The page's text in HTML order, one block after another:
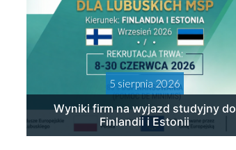
5 sierpnia 2026
Wyniki firm na wyjazd studyjny do
Finlandii i Estonii